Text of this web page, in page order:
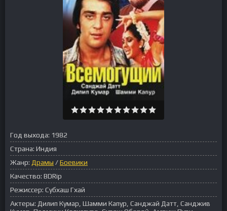
Год выхода: 1982
Страна: Индия
Жанр: Драмы /Боевики
Качество: BDRip
Режиссер: Субхаш Гхай
Актеры: Дилип Кумар, Шамми Капур, Санджай Датт, Санджив